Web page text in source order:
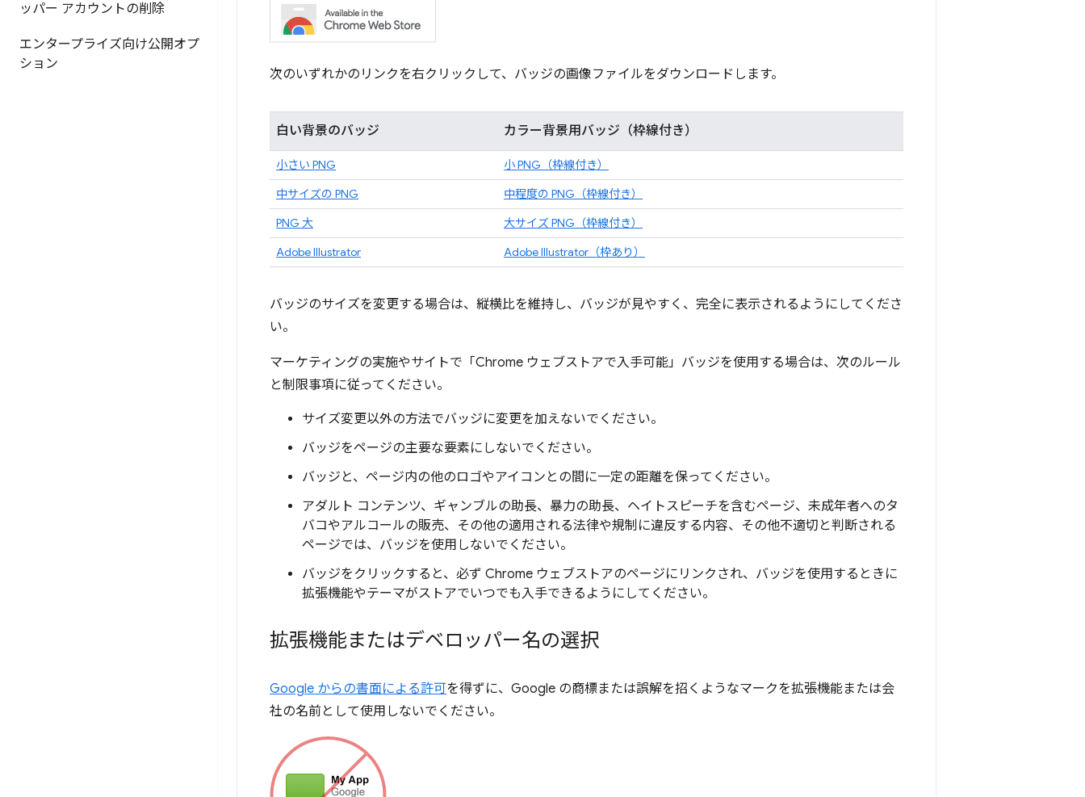
ッパー アカウントの削除
エンタープライズ向け公開オプ
ション
次のいずれかのリンクを右クリックして、バッジの画像ファイルをダウンロードします。
白い背景のバッジ カラー背景用バッジ（枠線付き）
小さい PNG
小 PNG（枠線付き）
中サイズの PNG
中程度の PNG（枠線付き）
PNG 大
大サイズ PNG（枠線付き）
Adobe Illustrator
Adobe Illustrator（枠あり）
バッジのサイズを変更する場合は、縦横比を維持し、バッジが見やすく、完全に表示されるようにしてくださ
い。
マーケティングの実施やサイトで「Chrome ウェブストアで入手可能」バッジを使用する場合は、次のルール
と制限事項に従ってください。
サイズ変更以外の方法でバッジに変更を加えないでください。
バッジをページの主要な要素にしないでください。
バッジと、ページ内の他のロゴやアイコンとの間に一定の距離を保ってください。
アダルト コンテンツ、ギャンブルの助長、暴力の助長、ヘイトスピーチを含むページ、未成年者へのタ
バコやアルコールの販売、その他の適用される法律や規制に違反する内容、その他不適切と判断される
ページでは、バッジを使用しないでください。
バッジをクリックすると、必ず Chrome ウェブストアのページにリンクされ、バッジを使用するときに
拡張機能やテーマがストアでいつでも入手できるようにしてください。
拡張機能またはデベロッパー名の選択
Google からの書面による許可を得ずに、Google の商標または誤解を招くようなマークを拡張機能または会
社の名前として使用しないでください。